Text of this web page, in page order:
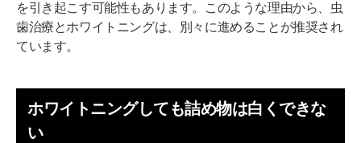
を引き起こす可能性もあります。このような理由から、虫
歯治療とホワイトニングは、別々に進めることが推奨され
ています。
ホワイトニングしても詰め物は白くできな
い